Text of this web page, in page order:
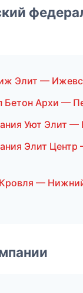
Элит —
Бетон Архи —
Уют Элит —
Элит Центр
—